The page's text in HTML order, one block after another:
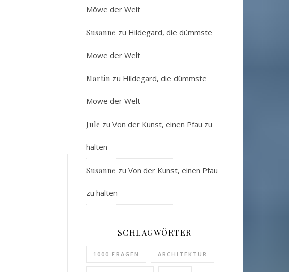
Möwe der Welt
Susanne zu Hildegard, die dümmste
Möwe der Welt
Martin zu Hildegard, die dümmste
Möwe der Welt
Jule zu Von der Kunst, einen Pfau zu
halten
Susanne zu Von der Kunst, einen Pfau
zu halten
SCHLAGWÖRTER
1000 FRAGEN ARCHITEKTUR